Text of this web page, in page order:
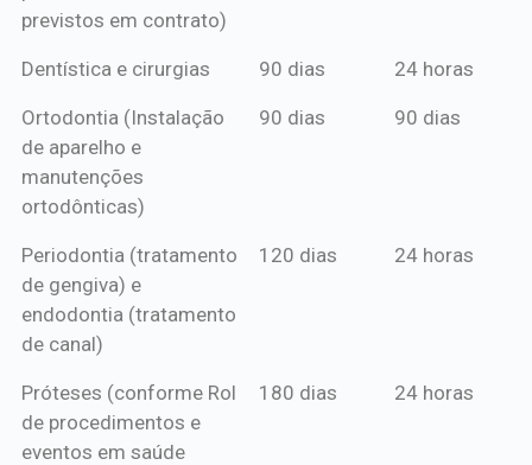
previstos em contrato)
Dentística e cirurgias 90 dias 24 horas
Ortodontia (Instalação
de aparelho e
manutenções
ortodônticas)
90 dias 90 dias
Periodontia (tratamento
de gengiva) e
endodontia (tratamento
de canal)
120 dias 24 horas
Próteses (conforme Rol
de procedimentos e
eventos em saúde
180 dias 24 horas